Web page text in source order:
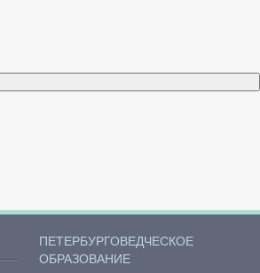
ПЕТЕРБУРГОВЕДЧЕСКОЕ
ОБРАЗОВАНИЕ